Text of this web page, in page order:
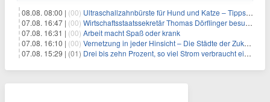
08.08. 08:00 | (00) Ultraschallzahnbürste für Hund und Katze – Tipps zur erfolgreichen Eingewöhnung
07.08. 16:47 | (00) Wirtschaftsstaatssekretär Thomas Dörflinger besucht Handwerksbetrieb im Kammerbezirk Freiburg
07.08. 16:31 | (00) Arbeit macht Spaß oder krank
07.08. 16:10 | (00) Vernetzung in jeder Hinsicht – Die Städte der Zukunft sind grün-blau
07.08. 15:29 | (01) Drei bis zehn Prozent, so viel Strom verbraucht ein Aufzug im Gebäude